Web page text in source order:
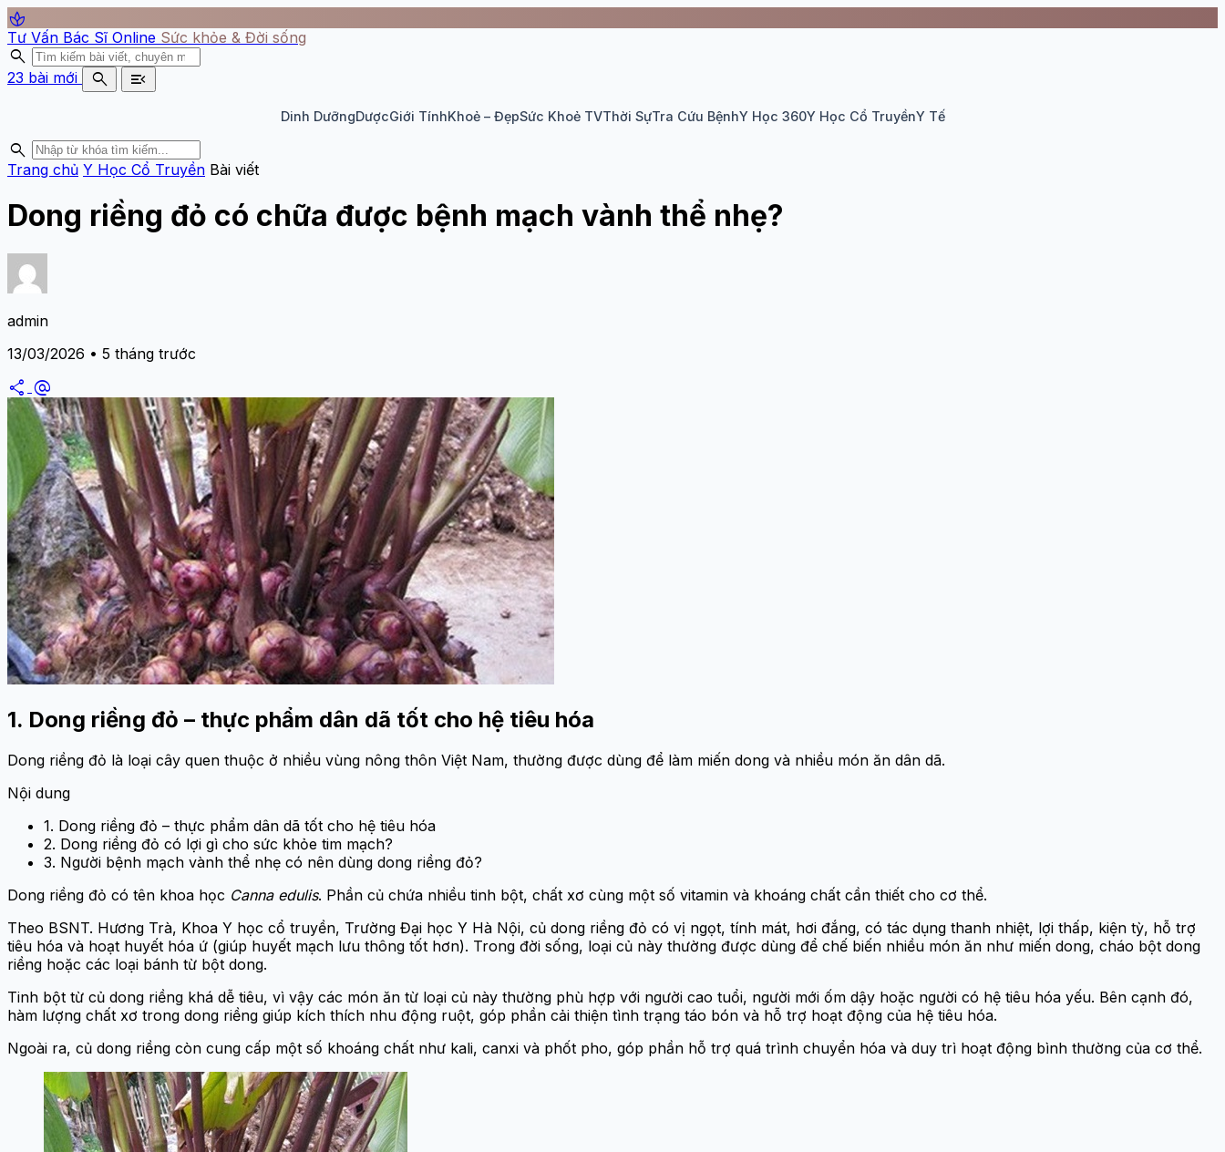
spa
Tư Vấn Bác Sĩ Online Sức khỏe & Đời sống
search
23 bài mới search menu_open
Dinh DưỡngDượcGiới TínhKhoẻ – ĐẹpSức Khoẻ TVThời SựTra Cứu BệnhY Học 360Y Học Cổ TruyềnY Tế
search
Trang chủ Y Học Cổ Truyền Bài viết
Dong riềng đỏ có chữa được bệnh mạch vành thể nhẹ?
admin
13/03/2026 • 5 tháng trước
share alternate_email
1. Dong riềng đỏ – thực phẩm dân dã tốt cho hệ tiêu hóa
Dong riềng đỏ là loại cây quen thuộc ở nhiều vùng nông thôn Việt Nam, thường được dùng để làm miến dong và nhiều món ăn dân dã.
Nội dung
1. Dong riềng đỏ – thực phẩm dân dã tốt cho hệ tiêu hóa
2. Dong riềng đỏ có lợi gì cho sức khỏe tim mạch?
3. Người bệnh mạch vành thể nhẹ có nên dùng dong riềng đỏ?
Dong riềng đỏ có tên khoa học Canna edulis. Phần củ chứa nhiều tinh bột, chất xơ cùng một số vitamin và khoáng chất cần thiết cho cơ thể.
Theo BSNT. Hương Trà, Khoa Y học cổ truyền, Trường Đại học Y Hà Nội, củ dong riềng đỏ có vị ngọt, tính mát, hơi đắng, có tác dụng thanh nhiệt, lợi thấp, kiện tỳ, hỗ trợ
tiêu hóa và hoạt huyết hóa ứ (giúp huyết mạch lưu thông tốt hơn). Trong đời sống, loại củ này thường được dùng để chế biến nhiều món ăn như miến dong, cháo bột dong
riềng hoặc các loại bánh từ bột dong.
Tinh bột từ củ dong riềng khá dễ tiêu, vì vậy các món ăn từ loại củ này thường phù hợp với người cao tuổi, người mới ốm dậy hoặc người có hệ tiêu hóa yếu. Bên cạnh đó,
hàm lượng chất xơ trong dong riềng giúp kích thích nhu động ruột, góp phần cải thiện tình trạng táo bón và hỗ trợ hoạt động của hệ tiêu hóa.
Ngoài ra, củ dong riềng còn cung cấp một số khoáng chất như kali, canxi và phốt pho, góp phần hỗ trợ quá trình chuyển hóa và duy trì hoạt động bình thường của cơ thể.